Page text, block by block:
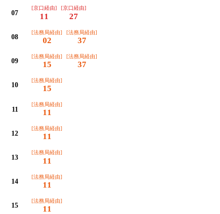
07
[京口経由]
11
[京口経由]
27
08
[法務局経由]
02
[法務局経由]
37
09
[法務局経由]
15
[法務局経由]
37
10
[法務局経由]
15
11
[法務局経由]
11
12
[法務局経由]
11
13
[法務局経由]
11
14
[法務局経由]
11
15
[法務局経由]
11